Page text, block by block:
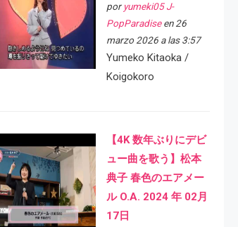
por yumeki05 J-
PopParadiseen 26
marzo 2026 a las 3:57
Yumeko Kitaoka /
Koigokoro
【4K 数年ぶりにデビ
ュー曲を歌う】松本
典子 春色のエアメー
ル O.A. 2024 年 02月
17日